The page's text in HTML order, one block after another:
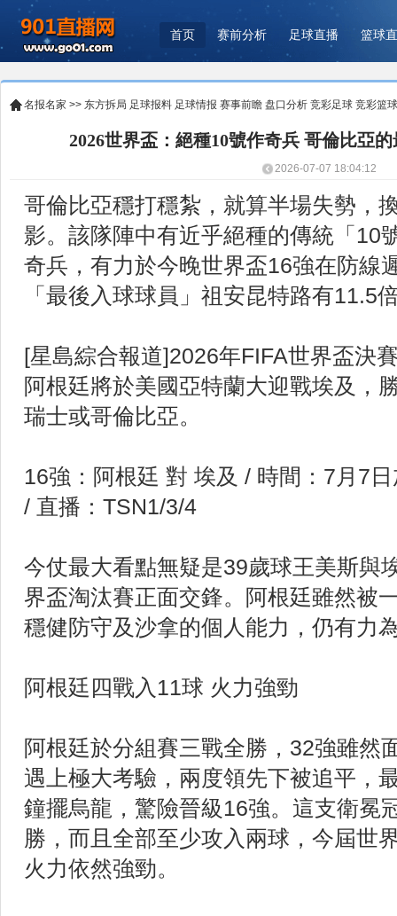
首页 赛前分析 足球直播 篮球
名报名家 >> 东方拆局 足球报料 足球情报 赛事前瞻 盘口分析 竞彩足球 竞彩篮球
2026世界盃：絕種10號作奇兵 哥倫比亞
2026-07-07 18:04:12
哥倫比亞穩打穩紮，就算半場失勢，
影。該隊陣中有近乎絕種的傳統「10
奇兵，有力於今晚世界盃16強在防線
「最後入球球員」祖安昆特路有11.5
[星島綜合報道]2026年FIFA世界盃決
阿根廷將於美國亞特蘭大迎戰埃及，
瑞士或哥倫比亞。
16強：阿根廷 對 埃及 / 時間：7月7
/ 直播：TSN1/3/4
今仗最大看點無疑是39歲球王美斯與
界盃淘汰賽正面交鋒。阿根廷雖然被
穩健防守及沙拿的個人能力，仍有力
阿根廷四戰入11球 火力強勁
阿根廷於分組賽三戰全勝，32強雖然
遇上極大考驗，兩度領先下被追平，
鐘擺烏龍，驚險晉級16強。這支衛冕
勝，而且全部至少攻入兩球，今屆世
火力依然強勁。